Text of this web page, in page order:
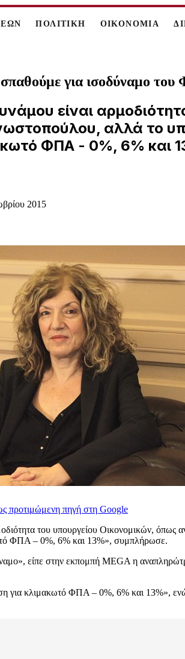
ΠΟΛΙΤΙΚΗ ΟΙΚΟΝΟΜΙΑ
για ισοδύναμο
είναι
αλλά το
ΦΠΑ - 0%, 6% και
2015
προτιμώμενη πηγή στη Google
του υπουργείου Οικονομικών, όπως
ΦΠΑ – 0%, 6% και 13%», συμπλήρωσε.
είπε στην εκπομπή MEGA η
για κλιμακωτό ΦΠΑ – 0%, 6% και 13%»,